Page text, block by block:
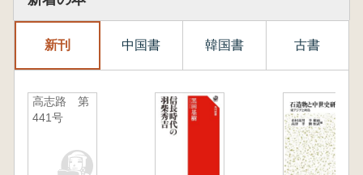
新刊 中国書 韓国書 古書
高志路 第
441号